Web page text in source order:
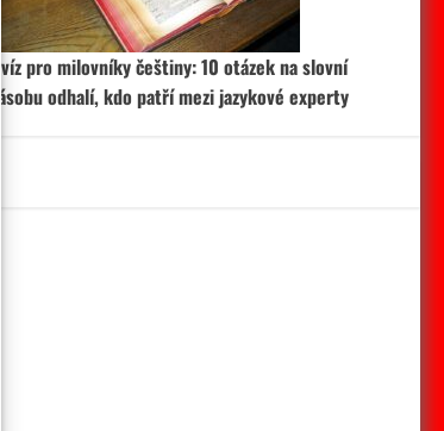
Kvíz pro milovníky češtiny: 10 otázek na slovní
zásobu odhalí, kdo patří mezi jazykové experty